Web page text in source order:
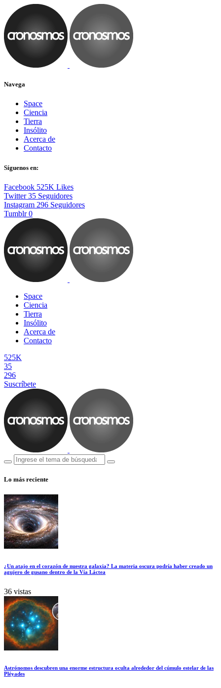
Navega
Space
Ciencia
Tierra
Insólito
Acerca de
Contacto
Síguenos en:
Facebook 525K Likes
Twitter 35 Seguidores
Instagram 296 Seguidores
Tumblr 0
Space
Ciencia
Tierra
Insólito
Acerca de
Contacto
525K
35
296
Suscríbete
Lo más reciente
¿Un atajo en el corazón de nuestra galaxia? La materia oscura podría haber creado un
agujero de gusano dentro de la Vía Láctea
36 vistas
Astrónomos descubren una enorme estructura oculta alrededor del cúmulo estelar de las
Pléyades